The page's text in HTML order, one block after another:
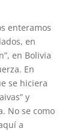
enteramos
en
en Bolivia
En
se hiciera
y
No se como
a